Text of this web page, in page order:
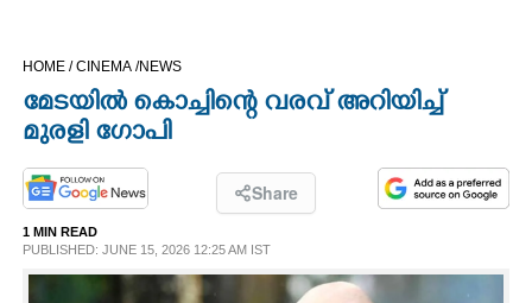
OPINION
HOME /CINEMA /NEWS
മേടയിൽ കൊച്ചിന്റെ വരവ് അറിയിച്ച്
മുരളി ഗോപി
Share
1 MIN READ
PUBLISHED: JUNE 15, 2026 12:25 AM IST